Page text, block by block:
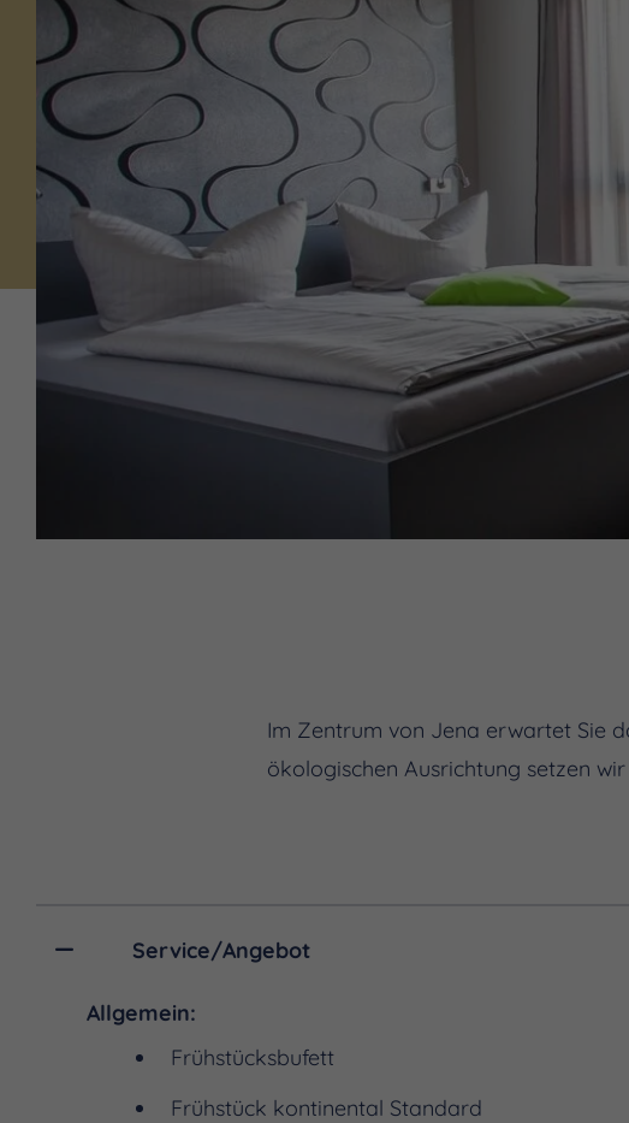
Im Zentrum von Jena erwartet Sie
ökologischen Ausrichtung setzen
Service/Angebot
Allgemein:
Frühstücksbufett
Frühstück kontinental Standard